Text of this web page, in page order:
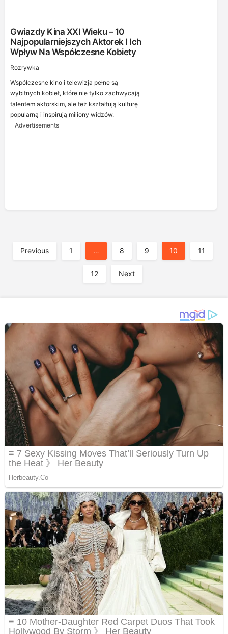
Gwiazdy Kina XXI Wieku – 10
Najpopularniejszych Aktorek I Ich
Wpływ Na Współczesne Kobiety
Rozrywka
Współczesne kino i telewizja pełne są
wybitnych kobiet, które nie tylko zachwycają
talentem aktorskim, ale też kształtują kulturę
popularną i inspirują miliony widzów.
Advertisements
Previous 1 … 8 9 10 11
12 Next